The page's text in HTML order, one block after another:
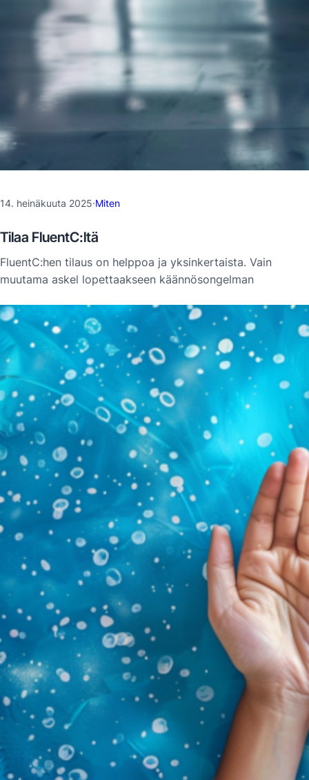
14. heinäkuuta 2025·Miten
Tilaa FluentC:ltä
FluentC:hen tilaus on helppoa ja yksinkertaista. Vain
muutama askel lopettaakseen käännösongelman